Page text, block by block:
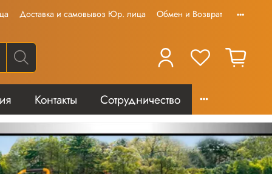
Доставка и самовывоз Юр. лица Обмен и Возврат
Контакты Сотрудничество